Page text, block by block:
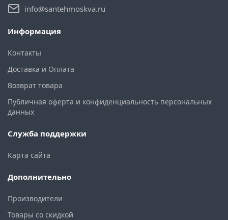
info@santehmoskva.ru
Информация
Контакты
Доставка и Оплата
Возврат товара
Публичная оферта и конфиденциальность персональных
данных
Служба поддержки
Карта сайта
Дополнительно
Производители
Товары со скидкой